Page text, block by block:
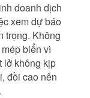
doanh dịch
xem dự báo
trọng. Không
biển vì
lở không kịp
đồi cao nên